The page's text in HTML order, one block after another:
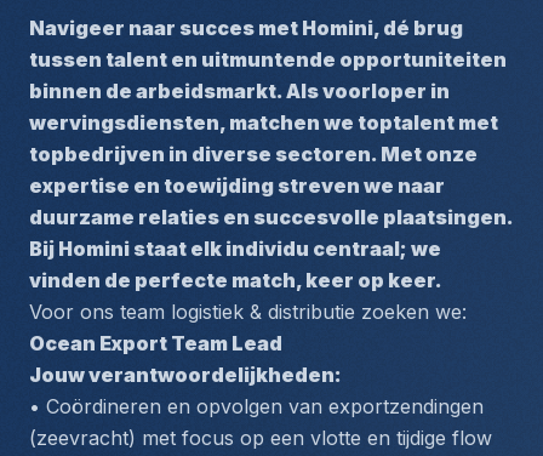
Navigeer naar succes met Homini, dé brug
tussen talent en uitmuntende opportuniteiten
binnen de arbeidsmarkt. Als voorloper in
wervingsdiensten, matchen we toptalent met
topbedrijven in diverse sectoren. Met onze
expertise en toewijding streven we naar
duurzame relaties en succesvolle plaatsingen.
Bij Homini staat elk individu centraal; we
vinden de perfecte match, keer op keer.
Ocean Export Team Lead
Jouw verantwoordelijkheden:
• Coördineren en opvolgen van exportzendingen
(zeevracht) met focus op een vlotte en tijdige flow